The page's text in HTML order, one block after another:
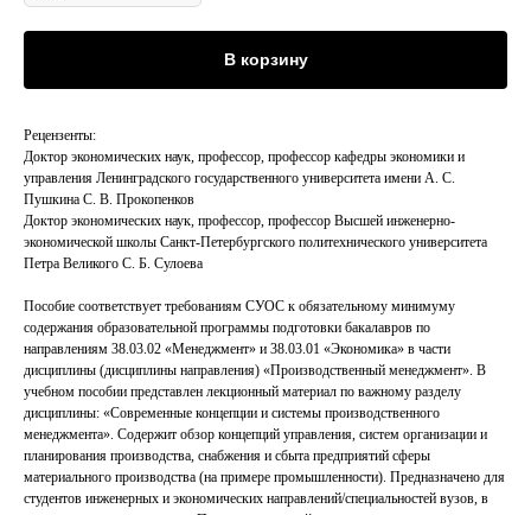
В корзину
Рецензенты:
Доктор экономических наук, профессор, профессор кафедры экономики и
управления Ленинградского государственного университета имени А. С.
Пушкина С. В. Прокопенков
Доктор экономических наук, профессор, профессор Высшей инженерно-
экономической школы Санкт-Петербургского политехнического университета
Петра Великого С. Б. Сулоева
Пособие соответствует требованиям СУОС к обязательному минимуму
содержания образовательной программы подготовки бакалавров по
направлениям 38.03.02 «Менеджмент» и 38.03.01 «Экономика» в части
дисциплины (дисциплины направления) «Производственный менеджмент». В
учебном пособии представлен лекционный материал по важному разделу
дисциплины: «Современные концепции и системы производственного
менеджмента». Содержит обзор концепций управления, систем организации и
планирования производства, снабжения и сбыта предприятий сферы
материального производства (на примере промышленности). Предназначено для
студентов инженерных и экономических направлений/специальностей вузов, в